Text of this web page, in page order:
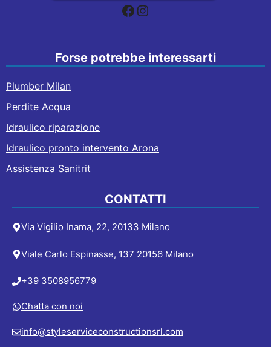
Facebook
Instagram
Forse potrebbe interessarti
Plumber Milan
Perdite Acqua
Idraulico riparazione
Idraulico pronto intervento Arona
Assistenza Sanitrit
CONTATTI
Via Vigilio Inama, 22, 20133 Milano
Viale Carlo Espinasse, 137 20156 Milano
+39 3508956779
Chatta con noi
info@styleserviceconstructionsrl.com